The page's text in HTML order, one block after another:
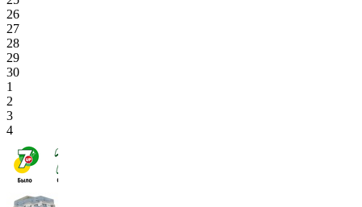
26
27
28
29
30
1
2
3
4